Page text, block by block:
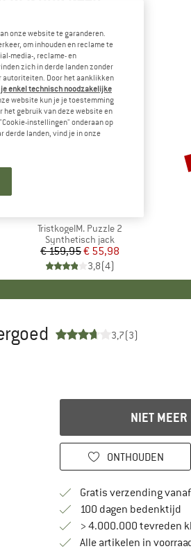
Artikel
TristkogelM. Puzzle 2
Productgroep
Synthetisch jack
Prijs
€ 159,95Verlaagde prijs
€ 55,98
3,8(4)
3,7(3)
NIET MEER
ONTHOUDEN
Gratis verzending
100 dagen bedenktijd
> 4.000.000 tevreden
Alle artikelen in
onze website te garanderen.
om inhouden en reclame te
media-, reclame- en
zich in derde landen zonder
autoriteiten. Door het aanklikken
je enkel technisch noodzakelijke
website kun je je toestemming
gebruik van deze website en
instellingen" onderaan op
landen, vind je in onze